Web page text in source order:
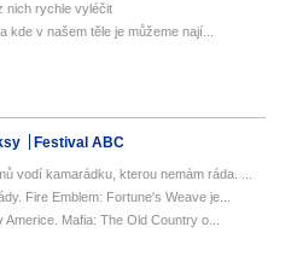
nich rychle vyléčit
v našem těle je můžeme nají...
Festival ABC
vodí kamarádku, kterou nemám ráda. ...
Fire Emblem: Fortune's Weave je...
Mafia: The Old Country o...